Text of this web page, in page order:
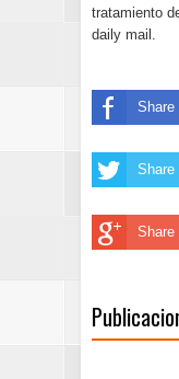
tratamiento
daily mail.
Share
Share
Share